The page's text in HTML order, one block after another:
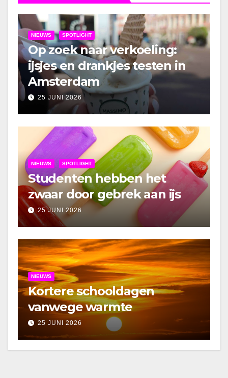
NIEUWS SPOTLIGHT
Op zoek naar verkoeling:
ijsjes en drankjes testen in
Amsterdam
25 JUNI 2026
NIEUWS SPOTLIGHT
Studenten hebben het
zwaar door gebrek aan ijs
25 JUNI 2026
NIEUWS
Kortere schooldagen
vanwege warmte
25 JUNI 2026